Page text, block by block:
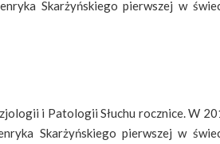
Skarżyńskiego pierwszej w
i Patologii Słuchu rocznice. W
Skarżyńskiego pierwszej w